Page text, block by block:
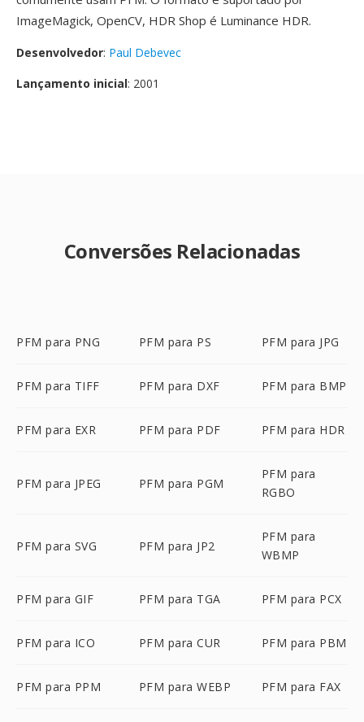
ImageMagick, OpenCV, HDR Shop é Luminance HDR.
Desenvolvedor: Paul Debevec
Lançamento inicial: 2001
Conversões Relacionadas
PFM para PNG PFM para PS PFM para JPG
PFM para TIFF PFM para DXF PFM para BMP
PFM para EXR PFM para PDF PFM para HDR
PFM para JPEG PFM para PGM
PFM para
RGBO
PFM para SVG PFM para JP2
PFM para
WBMP
PFM para GIF PFM para TGA PFM para PCX
PFM para ICO PFM para CUR PFM para PBM
PFM para PPM PFM para WEBP PFM para FAX